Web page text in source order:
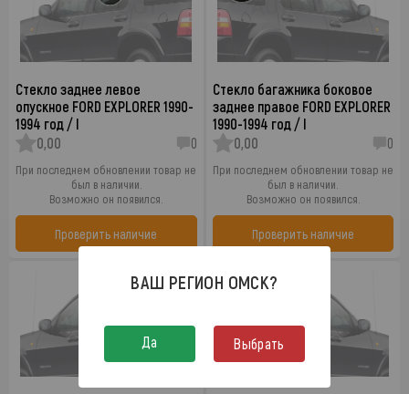
Стекло заднее левое
опускное FORD EXPLORER 1990-
1994 год / I
0,00
0
При последнем обновлении товар не
был в наличии.
Возможно он появился.
Проверить наличие
Стекло багажника боковое
заднее правое FORD EXPLORER
1990-1994 год / I
0,00
0
При последнем обновлении товар не
был в наличии.
Возможно он появился.
Проверить наличие
ВАШ РЕГИОН ОМСК?
Да Выбрать